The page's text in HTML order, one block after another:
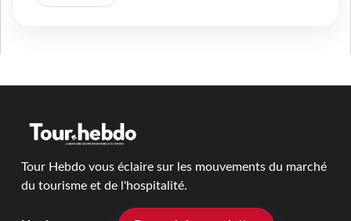
Tour Hebdo vous éclaire sur les mouvements du marché
du tourisme et de l'hospitalité.